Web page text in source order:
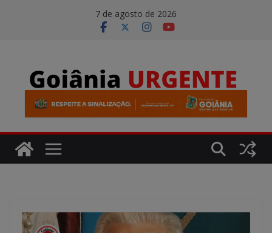
7 de agosto de 2026
modal-check